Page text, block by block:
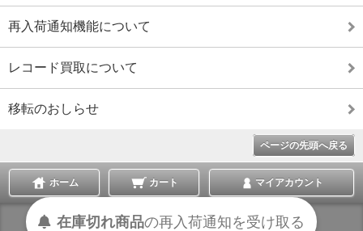
再入荷通知機能について
レコード買取について
移転のおしらせ
ページの先頭へ戻る
ホーム カート マイアカウント
表示切替 :スマートフォン|PC版
在庫切れ商品の再入荷通知を受け取る